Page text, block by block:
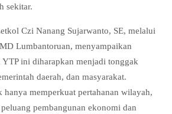
sekitar.
Czi Nanang Sujarwanto, SE, melalui
Lumbantoruan, menyampaikan
YTP ini diharapkan menjadi tonggak
daerah, dan masyarakat.
hanya memperkuat pertahanan wilayah,
pembangunan ekonomi dan